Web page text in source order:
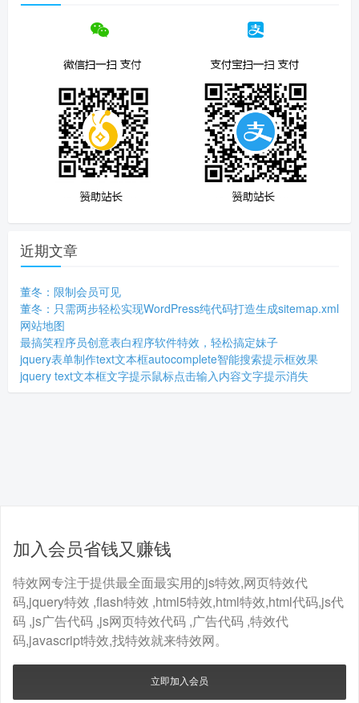
近期文章
董冬：限制会员可见
董冬：只需两步轻松实现WordPress纯代码打造生成sitemap.xml
网站地图
最搞笑程序员创意表白程序软件特效，轻松搞定妹子
jquery表单制作text文本框autocomplete智能搜索提示框效果
jquery text文本框文字提示鼠标点击输入内容文字提示消失
加入会员省钱又赚钱
特效网专注于提供最全面最实用的js特效,网页特效代
码,jquery特效 ,flash特效 ,html5特效,html特效,html代码,js代
码 ,js广告代码 ,js网页特效代码 ,广告代码 ,特效代
码,javascript特效,找特效就来特效网。
立即加入会员